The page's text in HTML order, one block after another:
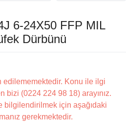
6-24X50 FFP MIL
Dürbünü
edilememektedir. Konu ile ilgi
bizi (0224 224 98 18) arayınız.
bilgilendirilmek için aşağıdaki
gerekmektedir.